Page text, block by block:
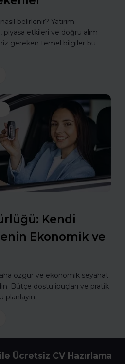
belirlenir? Yatırım
etkileri ve doğru alım
gereken temel bilgiler bu
Kendi
Ekonomik ve
özgür ve ekonomik seyahat
Bütçe dostu ipuçları ve pratik
planlayın.
Ücretsiz CV Hazırlama